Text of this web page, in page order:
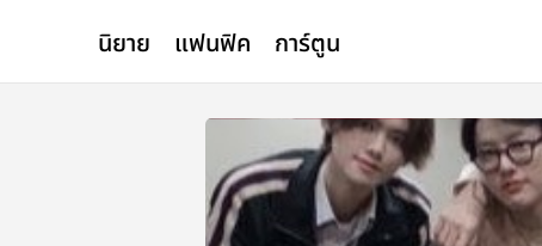
นิยาย แฟนฟิค การ์ตูน